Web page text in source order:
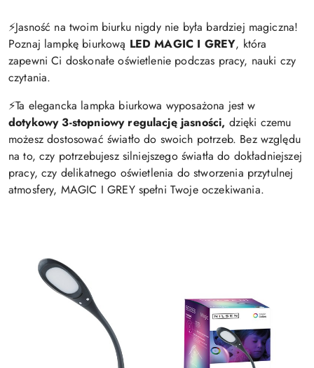
⚡️Jasność na twoim biurku nigdy nie była bardziej magiczna!
Poznaj lampkę biurkową LED MAGIC I GREY, która
zapewni Ci doskonałe oświetlenie podczas pracy, nauki czy
czytania.
⚡️Ta elegancka lampka biurkowa wyposażona jest w
dotykowy 3-stopniowy regulację jasności, dzięki czemu
możesz dostosować światło do swoich potrzeb. Bez względu
na to, czy potrzebujesz silniejszego światła do dokładniejszej
pracy, czy delikatnego oświetlenia do stworzenia przytulnej
atmosfery, MAGIC I GREY spełni Twoje oczekiwania.